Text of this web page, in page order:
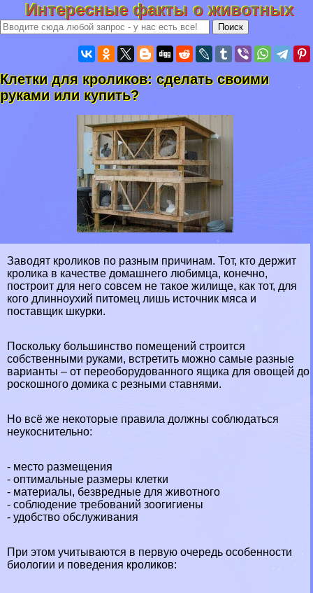
Интересные факты о животных
Клетки для кроликов: сделать своими
руками или купить?
Заводят кроликов по разным причинам. Тот, кто держит
кролика в качестве домашнего любимца, конечно,
построит для него совсем не такое жилище, как тот, для
кого длинноухий питомец лишь источник мяса и
поставщик шкурки.
Поскольку большинство помещений строится
собственными руками, встретить можно самые разные
варианты – от переоборудованного ящика для овощей до
роскошного домика с резными ставнями.
Но всё же некоторые правила должны соблюдаться
неукоснительно:
- место размещения
- оптимальные размеры клетки
- материалы, безвредные для животного
- соблюдение требований зоогигиены
- удобство обслуживания
При этом учитываются в первую очередь особенности
биологии и поведения кроликов: